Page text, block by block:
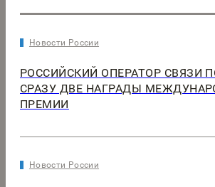
Новости России
РОССИЙСКИЙ ОПЕРАТОР СВЯЗИ
СРАЗУ ДВЕ НАГРАДЫ
ПРЕМИИ
Новости России